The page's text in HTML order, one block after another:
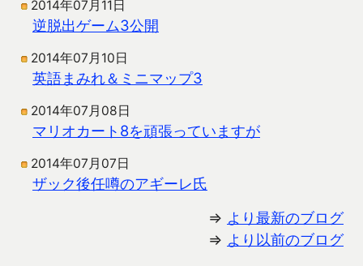
2014年07月11日
逆脱出ゲーム3公開
2014年07月10日
英語まみれ＆ミニマップ3
2014年07月08日
マリオカート8を頑張っていますが
2014年07月07日
ザック後任噂のアギーレ氏
⇒ より最新のブログ
⇒ より以前のブログ